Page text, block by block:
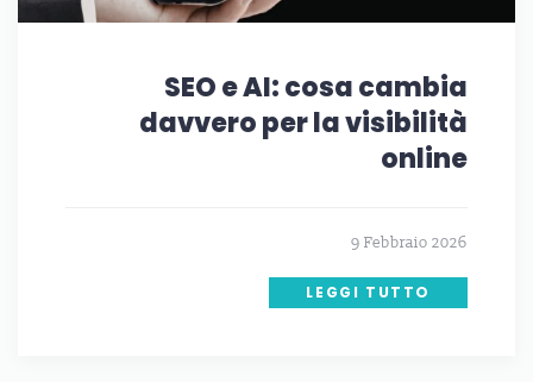
SEO e AI: cosa cambia
davvero per la visibilità
online
9 Febbraio 2026
LEGGI TUTTO